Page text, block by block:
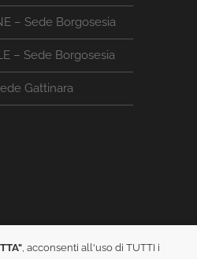
– Sede Borgosesia
– Sede Borgosesia
Gattinara
, acconsenti all'uso di TUTTI i